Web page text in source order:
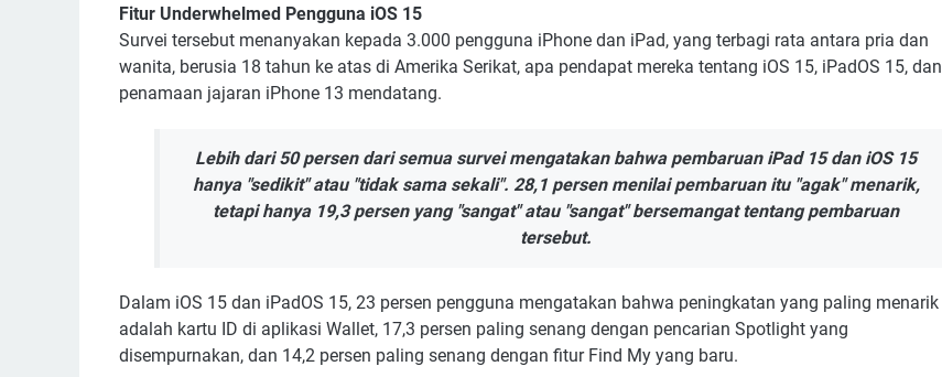
Fitur Underwhelmed Pengguna iOS 15
Survei tersebut menanyakan kepada 3.000 pengguna iPhone dan iPad, yang terbagi rata antara pria dan
wanita, berusia 18 tahun ke atas di Amerika Serikat, apa pendapat mereka tentang iOS 15, iPadOS 15, dan
penamaan jajaran iPhone 13 mendatang.
Lebih dari 50 persen dari semua survei mengatakan bahwa pembaruan iPad 15 dan iOS 15
hanya "sedikit" atau "tidak sama sekali". 28,1 persen menilai pembaruan itu "agak" menarik,
tetapi hanya 19,3 persen yang "sangat" atau "sangat" bersemangat tentang pembaruan
tersebut.
Dalam iOS 15 dan iPadOS 15, 23 persen pengguna mengatakan bahwa peningkatan yang paling menarik
adalah kartu ID di aplikasi Wallet, 17,3 persen paling senang dengan pencarian Spotlight yang
disempurnakan, dan 14,2 persen paling senang dengan fitur Find My yang baru.